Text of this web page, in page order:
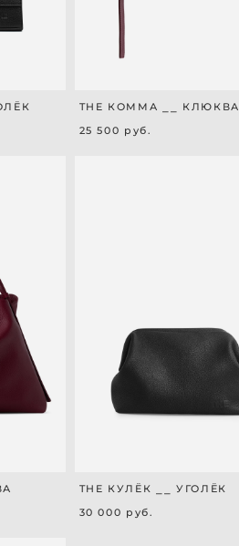
THE КОММА ⎯⎯ КЛЮКВА
25 500 pуб.
THE КУЛЁК ⎯⎯ УГОЛЁК
30 000 pуб.